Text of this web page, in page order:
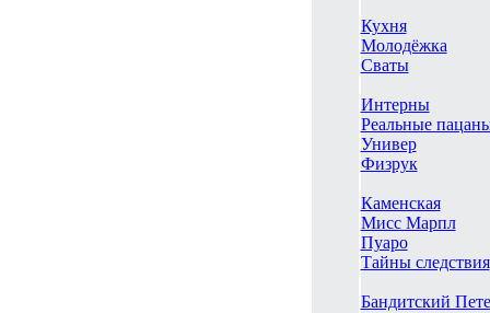
Кухня
Молодёжка
Сваты
Интерны
Реальные
Универ
Физрук
Каменская
Мисс Марпл
Пуаро
Тайны следствия
Бандитский